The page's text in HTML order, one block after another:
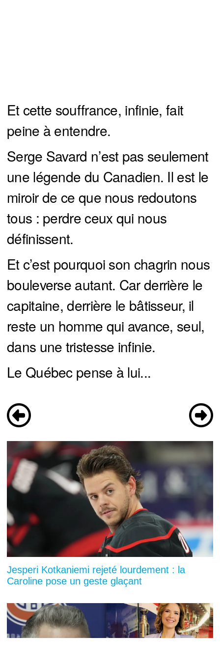
Et cette souffrance, infinie, fait
peine à entendre.
Serge Savard n’est pas seulement
une légende du Canadien. Il est le
miroir de ce que nous redoutons
tous : perdre ceux qui nous
définissent.
Et c’est pourquoi son chagrin nous
bouleverse autant. Car derrière le
capitaine, derrière le bâtisseur, il
reste un homme qui avance, seul,
dans une tristesse infinie.
Le Québec pense à lui...
Jesperi Kotkaniemi rejeté lourdement : la
Caroline pose un geste glaçant